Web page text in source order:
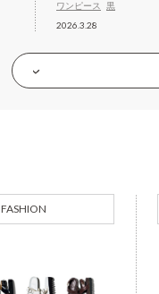
ワンピース 黒
2026.3.28
FASHION